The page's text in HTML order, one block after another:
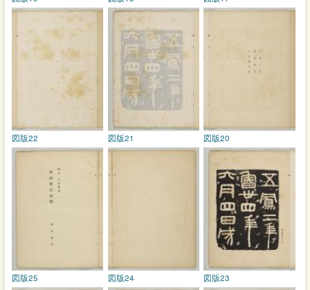
図版20
図版21
図版22
図版23
図版24
図版25